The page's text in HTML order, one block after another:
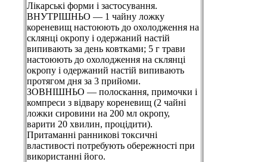
Лікарські форми і застосування.
ВНУТРІШНЬО — 1 чайну ложку
кореневищ настоюють до охолодження на
склянці окропу і одержаний настій
випивають за день ковтками; 5 г трави
настоюють до охолодження на склянці
окропу і одержаний настій випивають
протягом дня за 3 прийоми.
ЗОВНІШНЬО — полоскання, примочки і
компреси з відвару кореневищ (2 чайні
ложки сировини на 200 мл окропу,
варити 20 хвилин, процідити).
Притаманні ранникові токсичні
властивості потребують обережності при
використанні його.